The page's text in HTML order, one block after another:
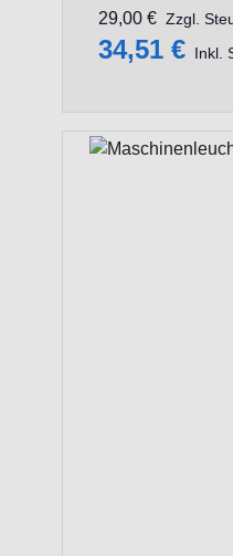
34,51 € Inkl.
29,00 € Zzgl.